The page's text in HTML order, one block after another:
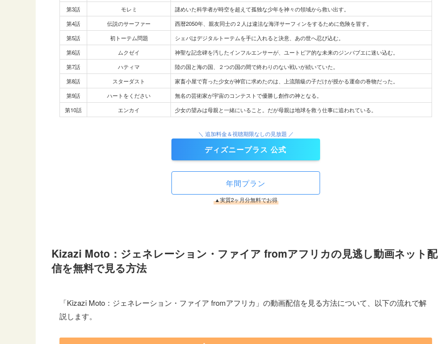
第3話
モレミ
謎めいた科学者が時空を超えて孤独な少年を神々の領域から救い出す。
第4話
伝説のサーファー
西暦2050年、親友同士の２人は違法な海洋サーフィンをするために危険を冒す。
第5話
初トーテム問題
シェバはデジタルトーテムを手に入れると決意、あの世へ忍び込む。
第6話
ムクゼイ
神聖な記念碑を汚したインフルエンサーが、ユートピア的な未来のジンバブエに迷い込む。
第7話
ハティマ
陸の国と海の国、２つの国の間で終わりのない戦いが続いていた。
第8話
スターダスト
家畜小屋で育った少女が神官に求めたのは、上流階級の子だけが授かる運命の巻物だった。
第9話
ハートをください
無名の芸術家が宇宙のコンテストで優勝し創作の神となる。
第10話
エンカイ 少女の望みは母親と一緒にいること。だが母親は地球を救う仕事に追われている。
＼ 追加料金＆視聴期限なしの見放題 ／
ディズニープラス 公式
年間プラン
▲実質2ヶ月分無料でお得
Kizazi Moto：ジェネレーション・ファイア fromアフリカの見逃し動画ネット配
信を無料で見る方法
「Kizazi Moto：ジェネレーション・ファイア fromアフリカ」の動画配信を見る方法について、以下の流れで解
説します。